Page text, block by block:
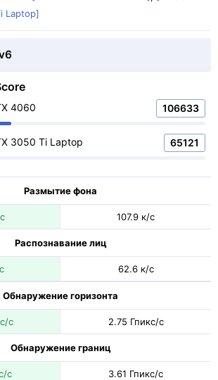
Laptop]
4060 106633
3050 Ti Laptop 65121
Размытие фона
107.9 к/с
Распознавание лиц
62.6 к/с
Обнаружение горизонта
с 2.75 Гпикс/с
Обнаружение границ
с 3.61 Гпикс/с